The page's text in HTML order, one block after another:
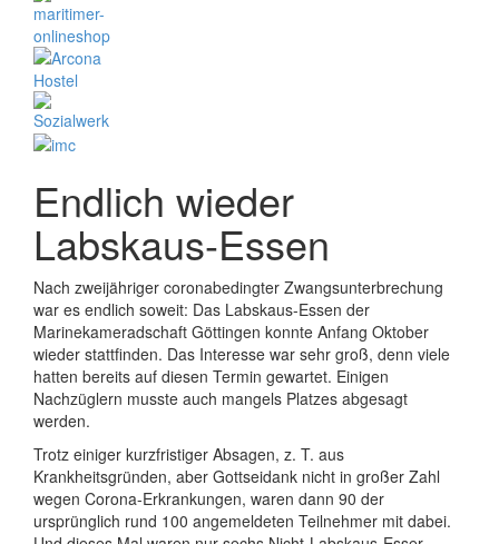
Endlich wieder
Labskaus-Essen
Nach zweijähriger coronabedingter Zwangsunterbrechung
war es endlich soweit: Das Labskaus-Essen der
Marinekameradschaft Göttingen konnte Anfang Oktober
wieder stattfinden. Das Interesse war sehr groß, denn viele
hatten bereits auf diesen Termin gewartet. Einigen
Nachzüglern musste auch mangels Platzes abgesagt
werden.
Trotz einiger kurzfristiger Absagen, z. T. aus
Krankheitsgründen, aber Gottseidank nicht in großer Zahl
wegen Corona-Erkrankungen, waren dann 90 der
ursprünglich rund 100 angemeldeten Teilnehmer mit dabei.